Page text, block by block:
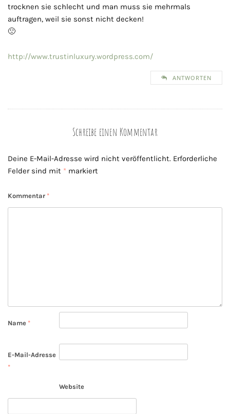
trocknen sie schlecht und man muss sie mehrmals
auftragen, weil sie sonst nicht decken!
🙁
http://www.trustinluxury.wordpress.com/
ANTWORTEN
Schreibe einen Kommentar
Deine E-Mail-Adresse wird nicht veröffentlicht. Erforderliche
Felder sind mit * markiert
Kommentar *
Name *
E-Mail-Adresse
*
Website